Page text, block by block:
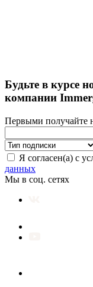
Будьте в курсе
компании
Первыми получайте
Я согласен(а) с
данных
Мы в соц. сетях